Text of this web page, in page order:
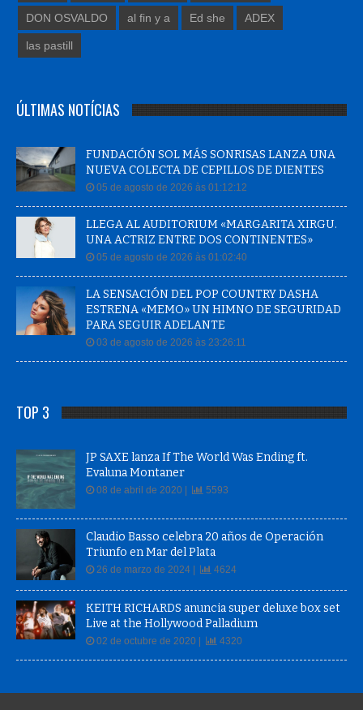
DON OSVALDO al fin y a Ed she ADEX
las pastill
ÚLTIMAS NOTÍCIAS
FUNDACIÓN SOL MÁS SONRISAS LANZA UNA
NUEVA COLECTA DE CEPILLOS DE DIENTES
05 de agosto de 2026 às 01:12:12
LLEGA AL AUDITORIUM «MARGARITA XIRGU.
UNA ACTRIZ ENTRE DOS CONTINENTES»
05 de agosto de 2026 às 01:02:40
LA SENSACIÓN DEL POP COUNTRY DASHA
ESTRENA «MEMO» UN HIMNO DE SEGURIDAD
PARA SEGUIR ADELANTE
03 de agosto de 2026 às 23:26:11
TOP 3
JP SAXE lanza If The World Was Ending ft.
Evaluna Montaner
08 de abril de 2020 | 5593
Claudio Basso celebra 20 años de Operación
Triunfo en Mar del Plata
26 de marzo de 2024 | 4624
KEITH RICHARDS anuncia super deluxe box set
Live at the Hollywood Palladium
02 de octubre de 2020 | 4320